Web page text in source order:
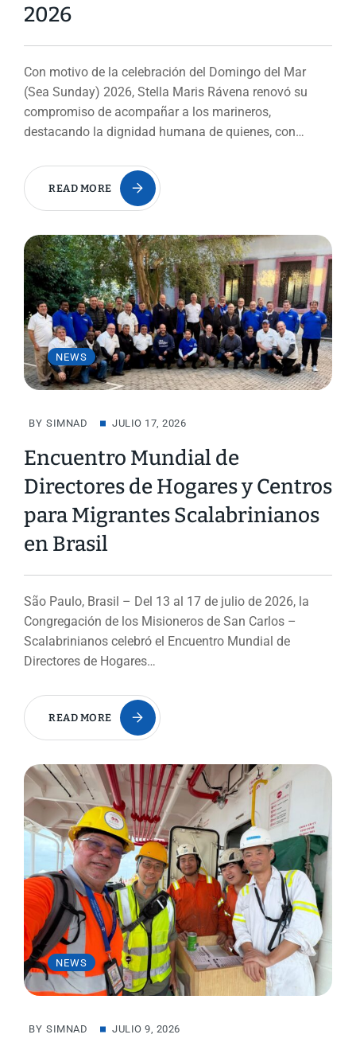
2026
Con motivo de la celebración del Domingo del Mar
(Sea Sunday) 2026, Stella Maris Rávena renovó su
compromiso de acompañar a los marineros,
destacando la dignidad humana de quienes, con…
READ MORE
NEWS
BY SIMNAD JULIO 17, 2026
Encuentro Mundial de
Directores de Hogares y Centros
para Migrantes Scalabrinianos
en Brasil
São Paulo, Brasil – Del 13 al 17 de julio de 2026, la
Congregación de los Misioneros de San Carlos –
Scalabrinianos celebró el Encuentro Mundial de
Directores de Hogares…
READ MORE
NEWS
BY SIMNAD JULIO 9, 2026